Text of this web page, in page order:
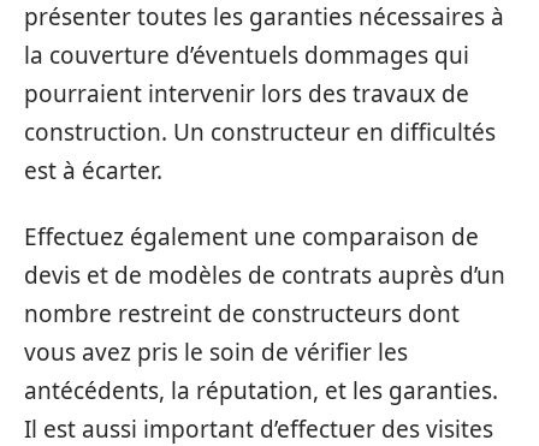
présenter toutes les garanties nécessaires à
la couverture d’éventuels dommages qui
pourraient intervenir lors des travaux de
construction. Un constructeur en difficultés
est à écarter.
Effectuez également une comparaison de
devis et de modèles de contrats auprès d’un
nombre restreint de constructeurs dont
vous avez pris le soin de vérifier les
antécédents, la réputation, et les garanties.
Il est aussi important d’effectuer des visites